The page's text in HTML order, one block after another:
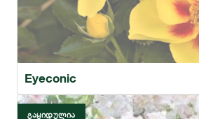
Eyeconic
ᲒᲐᲧᲘᲓᲣᲚᲘᲐ